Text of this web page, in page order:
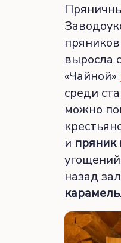
выросла
«Чайной»
среди
можно
и пряник
назад
карамель